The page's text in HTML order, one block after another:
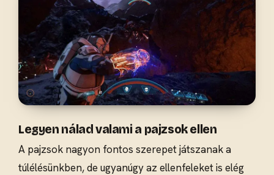
Legyen nálad valami a pajzsok ellen
A pajzsok nagyon fontos szerepet játszanak a
túlélésünkben, de ugyanúgy az ellenfeleket is elég